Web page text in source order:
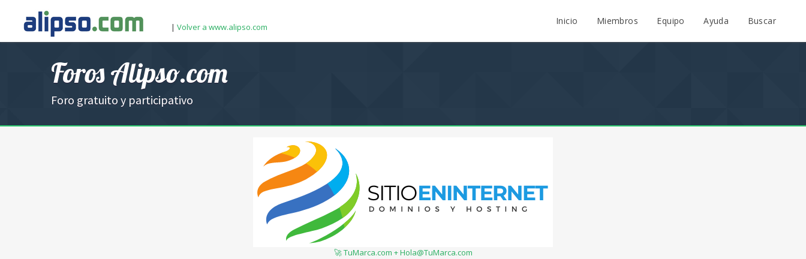
| Volver a www.alipso.com
Inicio Miembros Equipo Ayuda Buscar
Foros Alipso.com
Foro gratuito y participativo
🚀 TuMarca.com + Hola@TuMarca.com